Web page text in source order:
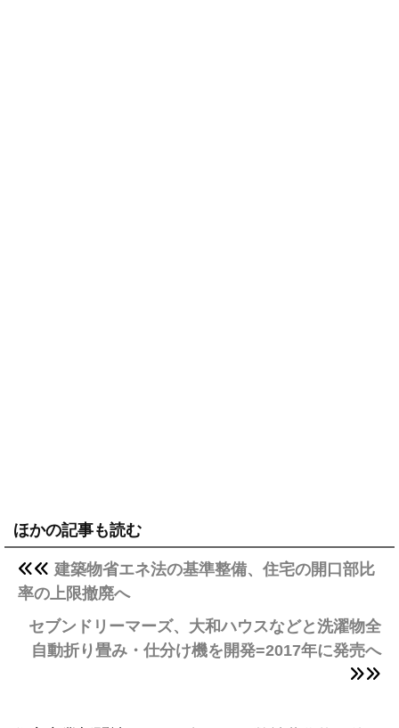
ほかの記事も読む
建築物省エネ法の基準整備、住宅の開口部比
率の上限撤廃へ
セブンドリーマーズ、大和ハウスなどと洗濯物全
自動折り畳み・仕分け機を開発=2017年に発売へ